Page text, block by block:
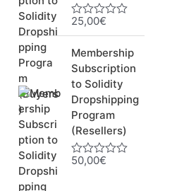
N
o
e
0
u
r
5
25,00€
Membership
Subscription
to Solidity
Dropshipping
Program
(Resellers)
N
50,00€